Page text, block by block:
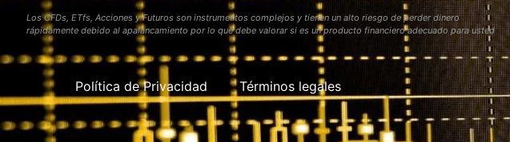
Los CFDs, ETfs, Acciones y Futuros son instrumentos complejos y tienen un alto riesgo de perder dinero
rápidamente debido al apalancamiento por lo que debe valorar si es un producto financiero adecuado para usted
Política de Privacidad Términos legales